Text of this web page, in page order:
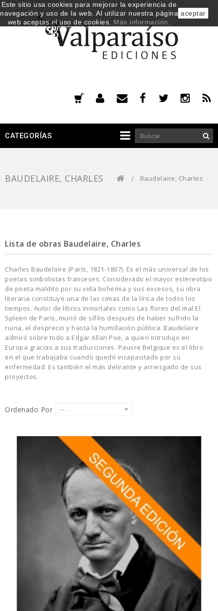
CATEGORÍAS
BAUDELAIRE, CHARLES / Baudelaire, Charles
Lista de obras Baudelaire, Charles
Charles Baudelaire (París, 1821-1867). Es el más universal de los
poetas simbolistas franceses. Considerado el mayor estereotipo
de poeta maldito por su vida bohemia y sus excesos, su obra
literaria constituye una de las cimas de la lírica de todos los
tiempos. Autor de libros inmortales como Las flores del mal El
Spleen de París, murió de sífilis después de haber sufrido la
ruina, el desprecio y hasta la humillación pública. Baudelaire
admiró sobre todo a Edgar Allan Poe, a quien introdujo en
Europa gracias a sus traducciones. Pauvre Belgique es el libro
en el que trabajaba cuando quedó incapacitado por su
enfermedad. Es también el más delirante y arriesgado de sus
proyectos.
Ordenado Por --
Este sitio usa cookies para mejorar la experiencia de
navegación y uso de la web. Al utilizar nuestra página
web aceptas el uso de cookies. Más información
aceptar